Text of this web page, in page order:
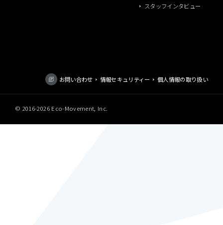
スタッフインタビュー
お問い合わせ 情報セキュリティー 個人情報の取り扱い
© 2016-2026 Eco-Movement, Inc.